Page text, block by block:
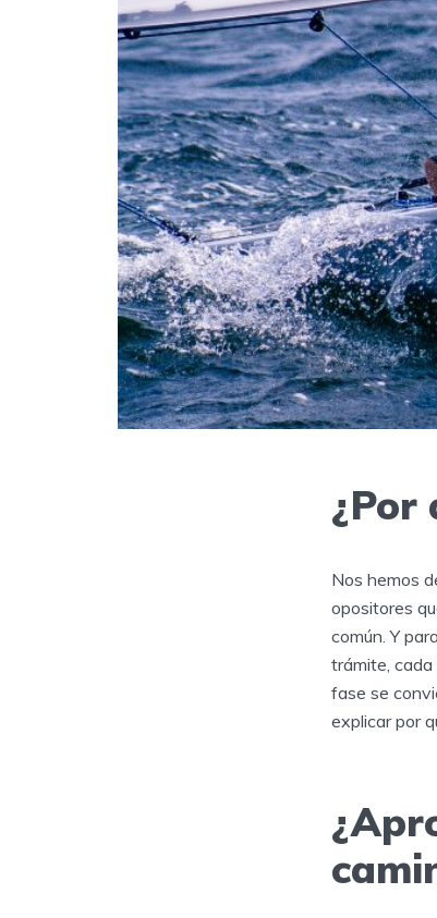
¿Por
Nos hemos
opositores
común. Y
trámite, cada
fase se
explicar por